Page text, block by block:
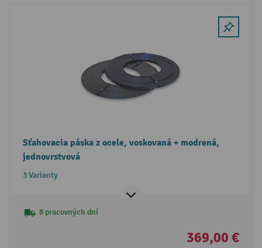
Sťahovacia páska z ocele, voskovaná + modrená,
jednovrstvová
3 Varianty
8 pracovných dní
369,00 €